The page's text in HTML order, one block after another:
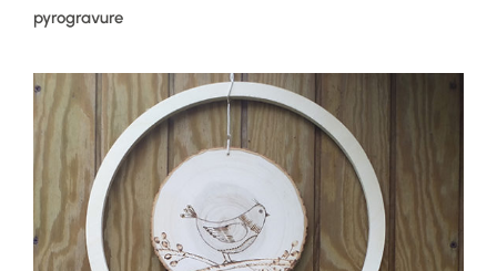
pyrogravure